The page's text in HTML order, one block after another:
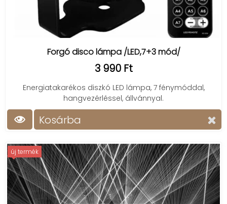
Forgó disco lámpa /LED,7+3 mód/
3 990 Ft
Energiatakarékos diszkó LED lámpa, 7 fénymóddal,
hangvezérléssel, állvánnyal.
Kosárba
új termék